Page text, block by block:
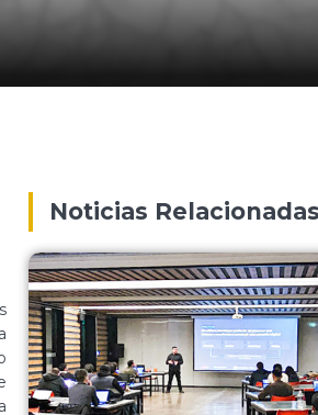
Noticias Relacionadas